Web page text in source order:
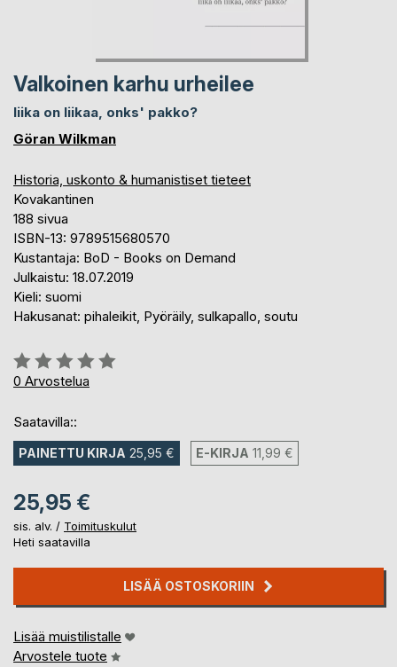
Valkoinen karhu urheilee
liika on liikaa, onks' pakko?
Göran Wilkman
Historia, uskonto & humanistiset tieteet
Kovakantinen
188 sivua
ISBN-13: 9789515680570
Kustantaja: BoD - Books on Demand
Julkaistu: 18.07.2019
Kieli: suomi
Hakusanat: pihaleikit, Pyöräily, sulkapallo, soutu
Arvostelu::
0%
0 Arvostelua
Saatavilla::
PAINETTU KIRJA 25,95 € E-KIRJA 11,99 €
25,95 €
sis. alv. / Toimituskulut
Heti saatavilla
LISÄÄ OSTOSKORIIN
Lisää muistilistalle
Arvostele tuote